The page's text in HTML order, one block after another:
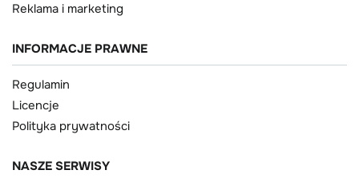
Reklama i marketing
INFORMACJE PRAWNE
Regulamin
Licencje
Polityka prywatności
NASZE SERWISY